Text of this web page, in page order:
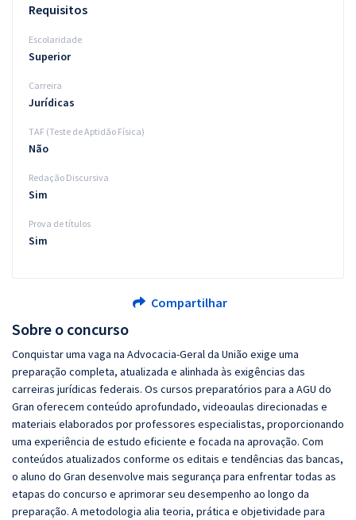
Sobre o concurso
Conquistar uma vaga na Advocacia-Geral da União exige uma
preparação completa, atualizada e alinhada às exigências das
carreiras jurídicas federais. Os cursos preparatórios para a AGU do
Gran oferecem conteúdo aprofundado, videoaulas direcionadas e
materiais elaborados por professores especialistas, proporcionando
uma experiência de estudo eficiente e focada na aprovação. Com
conteúdos atualizados conforme os editais e tendências das bancas,
o aluno do Gran desenvolve mais segurança para enfrentar todas as
etapas do concurso e aprimorar seu desempenho ao longo da
preparação. A metodologia alia teoria, prática e objetividade para
Requisitos
Escolaridade
Superior
Carreira
Jurídicas
TAF (Teste de Aptidão Física)
Não
Redação Discursiva
Sim
Prova de títulos
Sim
Compartilhar